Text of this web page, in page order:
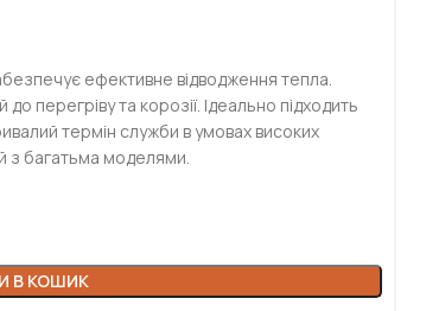
ефективне відводження тепла.
до перегріву та корозії. Ідеально підходить
термін служби в умовах високих
з багатьма моделями.
В КОШИК